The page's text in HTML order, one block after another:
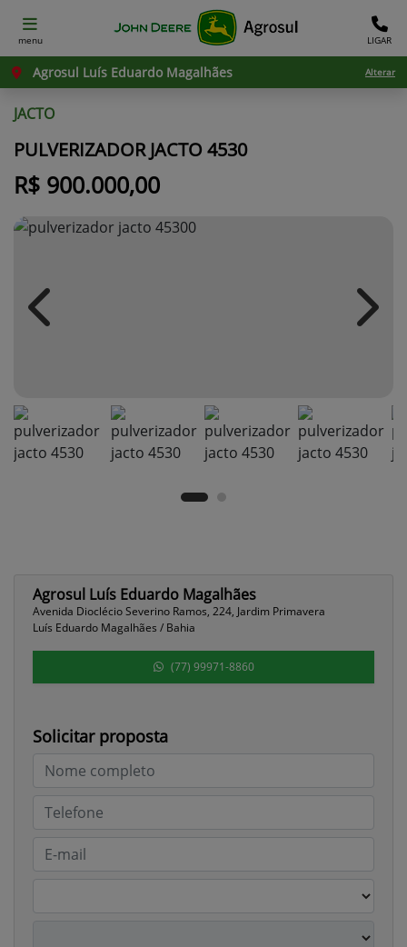
menu LIGAR
Agrosul Luís Eduardo Magalhães Alterar
JACTO
PULVERIZADOR JACTO 4530
R$ 900.000,00
Previous Next
Agrosul Luís Eduardo Magalhães
Avenida Dioclécio Severino Ramos, 224, Jardim Primavera
Luís Eduardo Magalhães / Bahia
(77) 99971-8860
Solicitar proposta